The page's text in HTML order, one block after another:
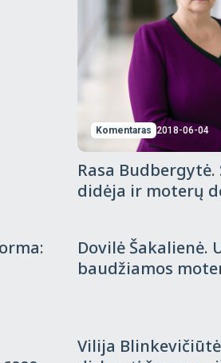
Komentaras 2018-06-04
Rasa
didėja ir moterų
Dovilė Šakalienė.
baudžiamos
Vilija